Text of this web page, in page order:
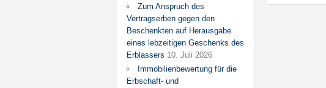
Zum Anspruch des
Vertragserben gegen den
Beschenkten auf Herausgabe
eines lebzeitigen Geschenks des
Erblassers 10. Juli 2026
Immobilienbewertung für die
Erbschaft- und